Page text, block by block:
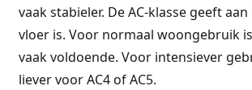
vaak stabieler. De AC-klasse geeft
vloer is. Voor normaal woongebruik is
vaak voldoende. Voor intensiever
liever voor AC4 of AC5.